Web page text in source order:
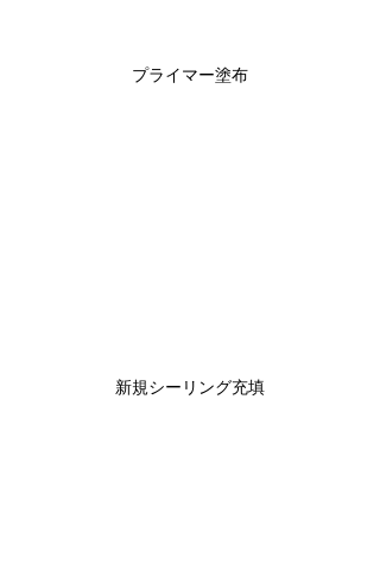
プライマー塗布
新規シーリング充填